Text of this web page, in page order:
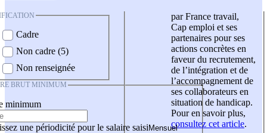
Cadre
Non cadre (5)
Non renseignée
BRUT MINIMUM
minimum
une périodicité pour le salaire saisi
par France travail,
Cap emploi et ses
partenaires pour ses
actions concrètes en
faveur du recrutement,
de l’intégration et de
l’accompagnement de
ses collaborateurs en
situation de handicap.
Pour en savoir plus,
consultez cet article.